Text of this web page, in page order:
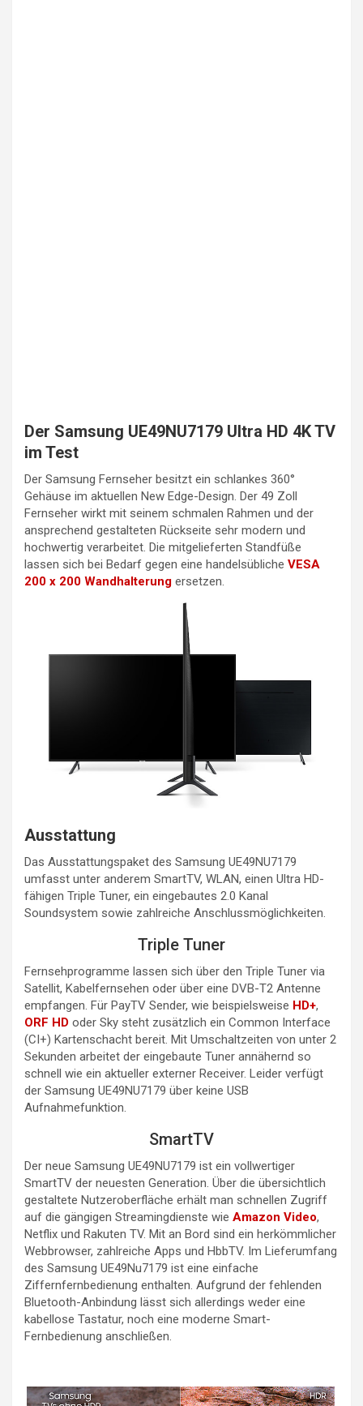
Der Samsung UE49NU7179 Ultra HD 4K TV
im Test
Der Samsung Fernseher besitzt ein schlankes 360°
Gehäuse im aktuellen New Edge-Design. Der 49 Zoll
Fernseher wirkt mit seinem schmalen Rahmen und der
ansprechend gestalteten Rückseite sehr modern und
hochwertig verarbeitet. Die mitgelieferten Standfüße
lassen sich bei Bedarf gegen eine handelsübliche VESA
200 x 200 Wandhalterung ersetzen.
Ausstattung
Das Ausstattungspaket des Samsung UE49NU7179
umfasst unter anderem SmartTV, WLAN, einen Ultra HD-
fähigen Triple Tuner, ein eingebautes 2.0 Kanal
Soundsystem sowie zahlreiche Anschlussmöglichkeiten.
Triple Tuner
Fernsehprogramme lassen sich über den Triple Tuner via
Satellit, Kabelfernsehen oder über eine DVB-T2 Antenne
empfangen. Für PayTV Sender, wie beispielsweise HD+,
ORF HD oder Sky steht zusätzlich ein Common Interface
(CI+) Kartenschacht bereit. Mit Umschaltzeiten von unter 2
Sekunden arbeitet der eingebaute Tuner annähernd so
schnell wie ein aktueller externer Receiver. Leider verfügt
der Samsung UE49NU7179 über keine USB
Aufnahmefunktion.
SmartTV
Der neue Samsung UE49NU7179 ist ein vollwertiger
SmartTV der neuesten Generation. Über die übersichtlich
gestaltete Nutzeroberfläche erhält man schnellen Zugriff
auf die gängigen Streamingdienste wie Amazon Video,
Netflix und Rakuten TV. Mit an Bord sind ein herkömmlicher
Webbrowser, zahlreiche Apps und HbbTV. Im Lieferumfang
des Samsung UE49Nu7179 ist eine einfache
Ziffernfernbedienung enthalten. Aufgrund der fehlenden
Bluetooth-Anbindung lässt sich allerdings weder eine
kabellose Tastatur, noch eine moderne Smart-
Fernbedienung anschließen.